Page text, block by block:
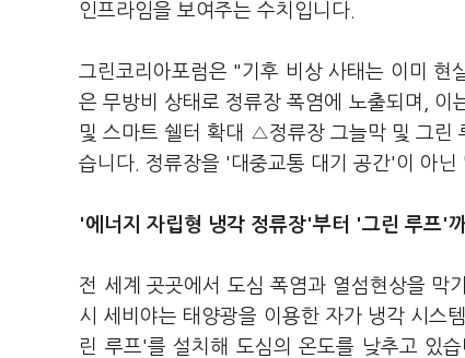
인프라임을 보여주는 수치입니다.
그린코리아포럼은 "기후 비상 사태는 이미 현
은 무방비 상태로 정류장 폭염에 노출되며,
및 스마트 쉘터 확대 △정류장 그늘막 및 그린
습니다. 정류장을 '대중교통 대기 공간'이 아
'에너지 자립형 냉각 정류장'부터 '그린 루프'
전 세계 곳곳에서 도심 폭염과 열섬현상을 막
시 세비야는 태양광을 이용한 자가 냉각 시스
린 루프'를 설치해 도심의 온도를 낮추고 있